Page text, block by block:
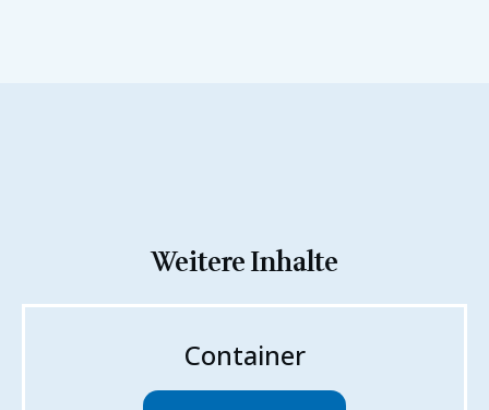
Weitere Inhalte
Container